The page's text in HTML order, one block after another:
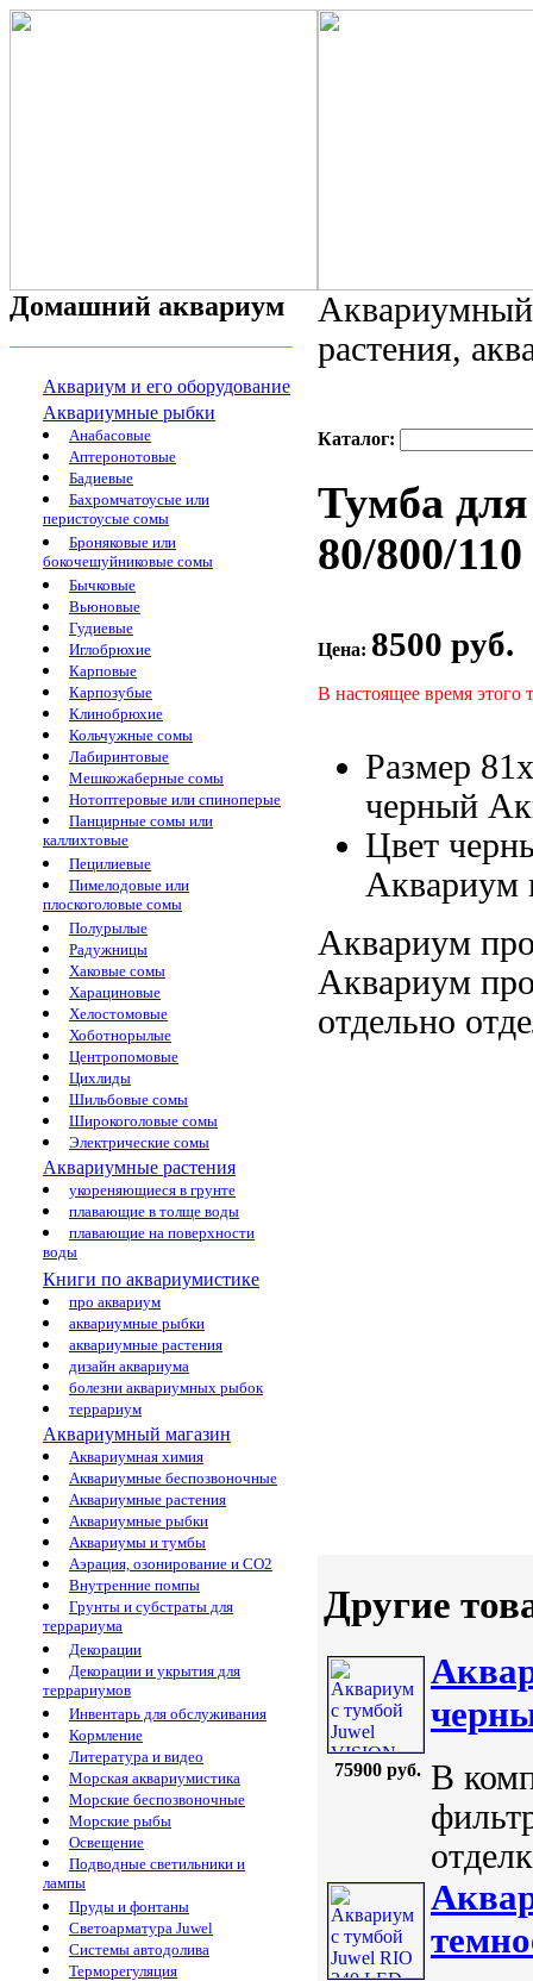
Домашний аквариум
Аквариум и его оборудование
Аквариумные рыбки
Анабасовые
Аптеронотовые
Бадиевые
Бахромчатоусые или
перистоусые сомы
Броняковые или
бокочешуйниковые сомы
Бычковые
Вьюновые
Гудиевые
Иглобрюхие
Карповые
Карпозубые
Клинобрюхие
Кольчужные сомы
Лабиринтовые
Мешкожаберные сомы
Нотоптеровые или спиноперые
Панцирные сомы или
каллихтовые
Пецилиевые
Пимелодовые или
плоскоголовые сомы
Полурылые
Радужницы
Хаковые сомы
Харациновые
Хелостомовые
Хоботнорылые
Центропомовые
Цихлиды
Шильбовые сомы
Широкоголовые сомы
Электрические сомы
Аквариумные растения
укореняющиеся в грунте
плавающие в толще воды
плавающие на поверхности
воды
Книги по аквариумистике
про аквариум
аквариумные рыбки
аквариумные растения
дизайн аквариума
болезни аквариумных рыбок
террариум
Аквариумный магазин
Аквариумная химия
Аквариумные беспозвоночные
Аквариумные растения
Аквариумные рыбки
Аквариумы и тумбы
Аэрация, озонирование и CO2
Внутренние помпы
Грунты и субстраты для
террариума
Декорации
Декорации и укрытия для
террариумов
Инвентарь для обслуживания
Кормление
Литература и видео
Морская аквариумистика
Морские беспозвоночные
Морские рыбы
Освещение
Подводные светильники и
лампы
Пруды и фонтаны
Светоарматура Juwel
Системы автодолива
Терморегуляция
растения,
Каталог:
Тумба
80/800/
Цена: 8500 руб.
В настоящее время этого
Размер
черный
Цвет
Аквариум
Аквариум
Аквариум
отдельно
Другие
75900 руб. В